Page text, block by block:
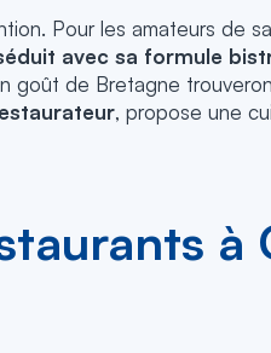
Pour les amateurs de
avec sa formule
goût de Bretagne
, propose une
à